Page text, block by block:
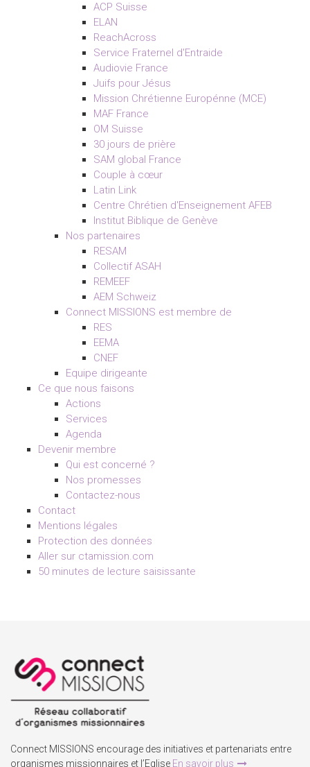
ACP Suisse
ELAN
ReachAcross
Service Fraternel d'Entraide
Audiovie France
Juifs pour Jésus
Mission Chrétienne Europénne (MCE)
MAF France
OM Suisse
30 jours de prière
SAM global France
Couple à cœur
Latin Link
Centre Chrétien d'Enseignement AFEB
Institut Biblique de Genève
Nos partenaires
RESAM
Collectif ASAH
REMEEF
AEM Schweiz
Connect MISSIONS est membre de
RES
EEMA
CNEF
Equipe dirigeante
Ce que nous faisons
Actions
Services
Agenda
Devenir membre
Qui est concerné ?
Nos promesses
Contactez-nous
Contact
Mentions légales
Protection des données
Aller sur ctamission.com
50 minutes de lecture saisissante
Connect MISSIONS encourage des initiatives et partenariats entre
organismes missionnaires et l’Eglise En savoir plus